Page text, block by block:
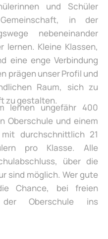
und Schüler
in der
nebeneinander
lernen. Kleine Klassen,
eine enge Verbindung
prägen unser Profil und
Raum, sich zu
zu gestalten.
lernen ungefähr 400
Oberschule und einem
durchschnittlich 21
pro Klasse. Alle
über die
sind möglich. Wer gute
Chance, bei freien
Oberschule ins